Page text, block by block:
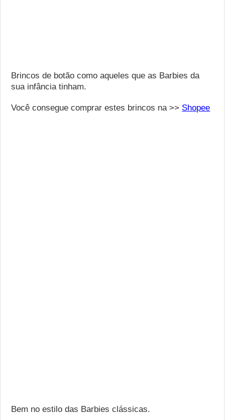
Brincos de botão como aqueles que as Barbies da
sua infância tinham.
Você consegue comprar estes brincos na >> Shopee
Bem no estilo das Barbies clássicas.